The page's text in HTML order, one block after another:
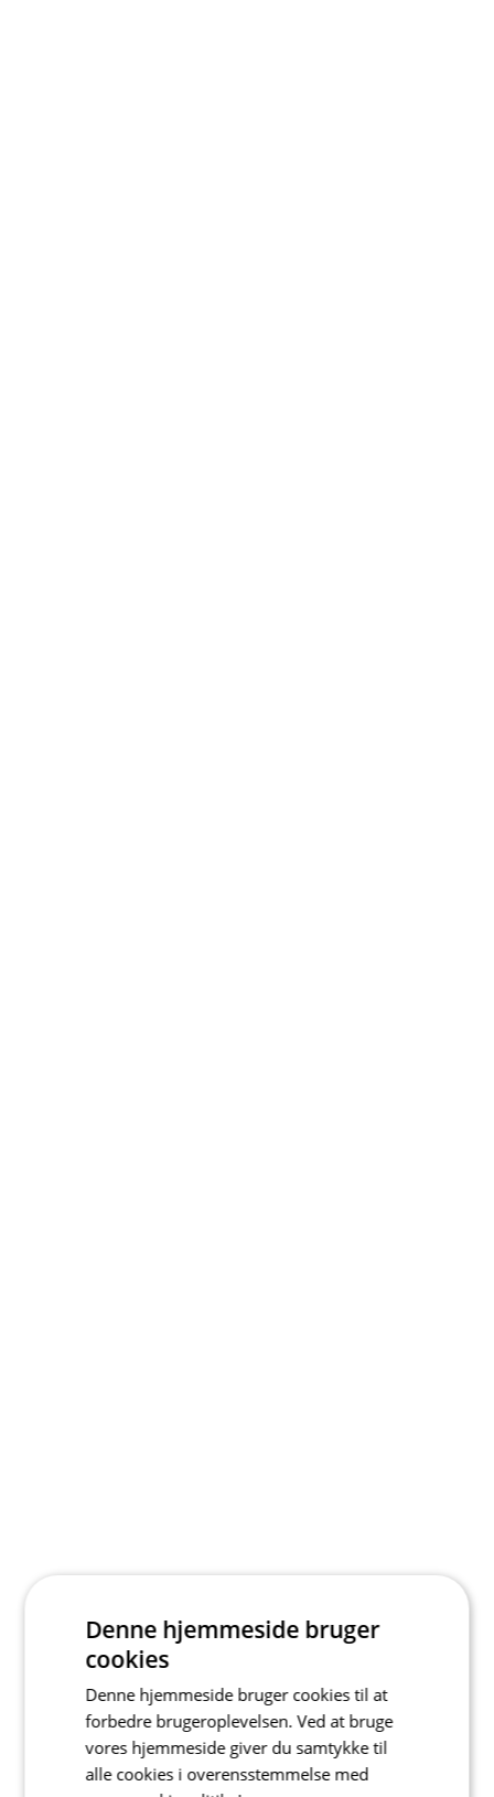
Denne hjemmeside bruger
cookies
Denne hjemmeside bruger cookies til at
forbedre brugeroplevelsen. Ved at bruge
vores hjemmeside giver du samtykke til
alle cookies i overensstemmelse med